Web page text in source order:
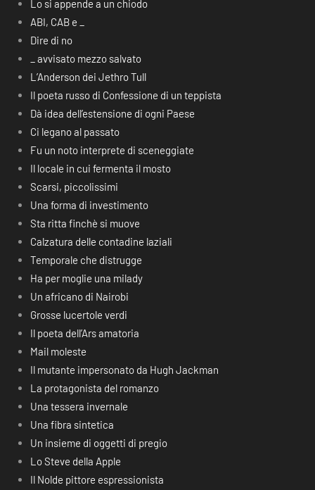
Lo si appende a un chiodo
ABI, CAB e _
Dire di no
_ avvisato mezzo salvato
L’Anderson dei Jethro Tull
Il poeta russo di Confessione di un teppista
Dà idea dell’estensione di ogni Paese
Ci legano al passato
Fu un noto interprete di sceneggiate
Il locale in cui fermenta il mosto
Scarsi, piccolissimi
Una forma di investimento
Sta ritta finchè si muove
Calzatura delle contadine laziali
Temporale che distrugge
Ha per moglie una milady
Un africano di Nairobi
Grosse lucertole verdi
Il poeta dell’Ars amatoria
Mail moleste
Il mutante impersonato da Hugh Jackman
La protagonista del romanzo
Una tessera invernale
Una fibra sintetica
Un insieme di oggetti di pregio
Lo Steve della Apple
Il Nolde pittore espressionista